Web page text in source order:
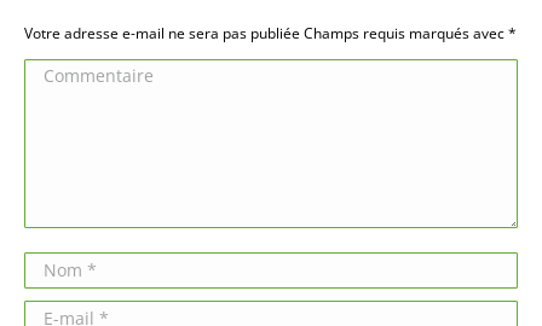
Votre adresse e-mail ne sera pas publiée Champs requis marqués avec*
Commentaire
Nom *
E-mail *